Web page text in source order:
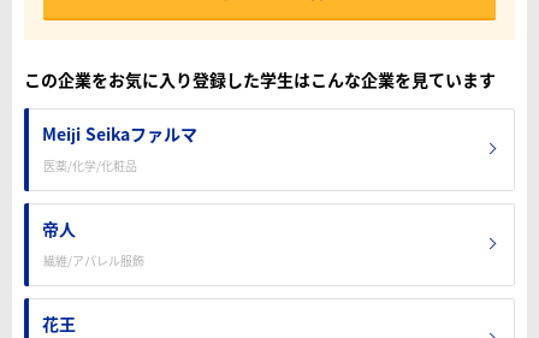
この企業をお気に入り登録した学生はこんな企業を見ています
Meiji Seikaファルマ
医薬/化学/化粧品
帝人
繊維/アパレル服飾
花王